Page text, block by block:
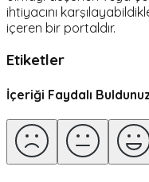
ihtiyacını
içeren bir portaldır.
Etiketler
İçeriği Faydalı